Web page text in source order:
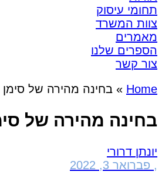
תחומי עיסוק
צוות המשרד
מאמרים
הספרים שלנו
צור קשר
Home
» בחינה מהירה של
בחינה מהירה של
יונתן דרורי
, פברואר 3, 2022